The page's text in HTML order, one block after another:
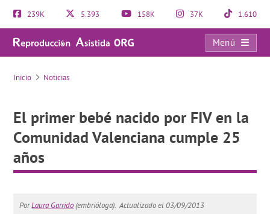
239K 5.393 158K 37K 1.610
Menú
El primer bebé nacido por FIV en la Comunidad Valenciana cumple 25 años
Inicio Noticias
El primer bebé nacido por FIV en la
Comunidad Valenciana cumple 25
años
PorLaura Garrido(embrióloga). Actualizado el 03/09/2013